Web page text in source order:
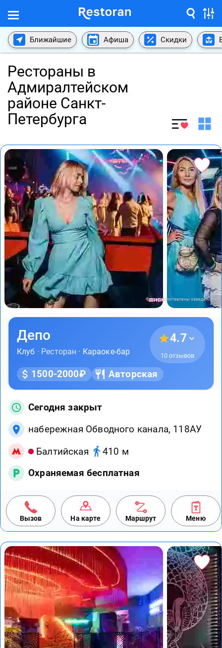
Ближайшие Афиша Скидки
Рестораны в
Адмиралтейском
районе Санкт-
Петербурга
Фото предоставлены заведением
Депо
Клуб · Ресторан · Караоке-бар
4.7
10 отзывов
1500-2000₽ Авторская
Сегодня закрыт
набережная Обводного канала, 118АУ
Балтийская
410 м
Охраняемая бесплатная
Вызов На карте Маршрут Меню